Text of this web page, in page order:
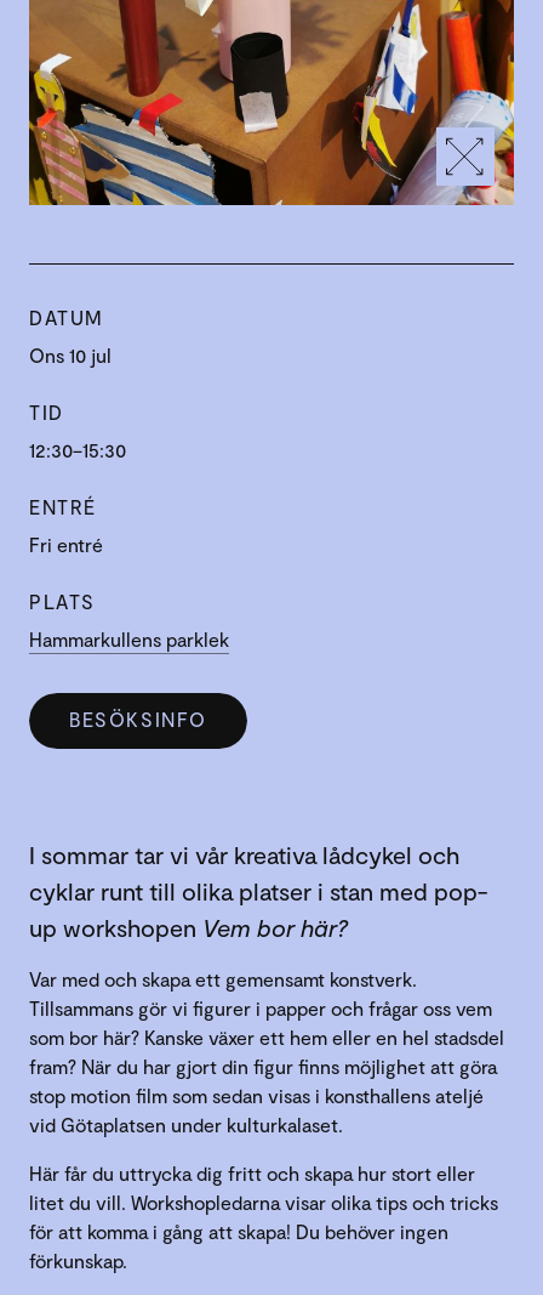
DATUM
Ons 10 jul
TID
12:30–15:30
ENTRÉ
Fri entré
PLATS
Hammarkullens parklek
BESÖKSINFO
I sommar tar vi vår kreativa lådcykel och
cyklar runt till olika platser i stan med pop-
up workshopen Vem bor här?
Var med och skapa ett gemensamt konstverk.
Tillsammans gör vi figurer i papper och frågar oss vem
som bor här? Kanske växer ett hem eller en hel stadsdel
fram? När du har gjort din figur finns möjlighet att göra
stop motion film som sedan visas i konsthallens ateljé
vid Götaplatsen under kulturkalaset.
Här får du uttrycka dig fritt och skapa hur stort eller
litet du vill. Workshopledarna visar olika tips och tricks
för att komma i gång att skapa! Du behöver ingen
förkunskap.